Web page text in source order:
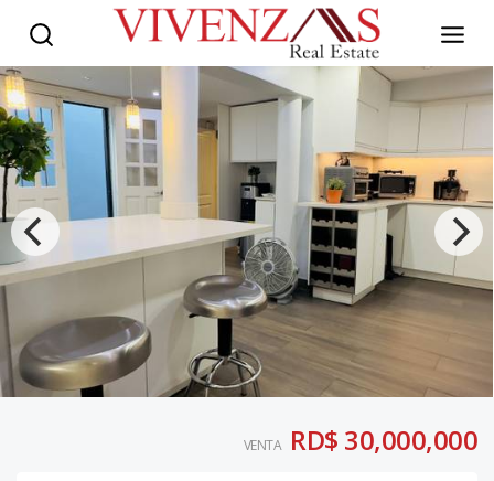
VENTA RD$ 30,000,000